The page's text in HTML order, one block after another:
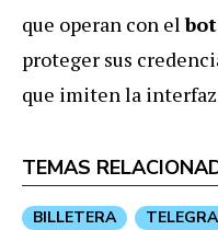
que operan con el
proteger sus
que imiten la
TEMAS
BILLETERA